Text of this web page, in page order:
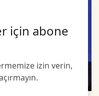
için abone
izin verin,